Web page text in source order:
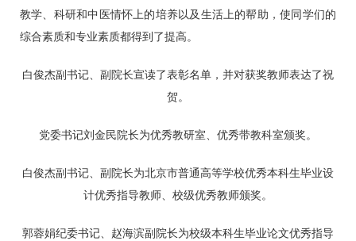
教学、科研和中医情怀上的培养以及生活上的帮助，使同学们的
综合素质和专业素质都得到了提高。
白俊杰副书记、副院长宣读了表彰名单，并对获奖教师表达了祝
贺。
党委书记刘金民院长为优秀教研室、优秀带教科室颁奖。
白俊杰副书记、副院长为北京市普通高等学校优秀本科生毕业设
计优秀指导教师、校级优秀教师颁奖。
郭蓉娟纪委书记、 赵海滨副院长为校级本科生毕业论文优秀指导